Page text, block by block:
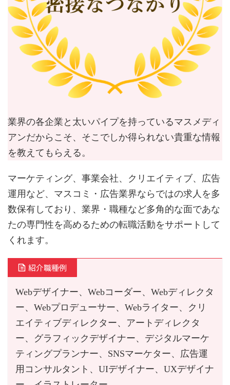
業界の各企業と太いパイプを持っているマスメディ
アンだからこそ、そこでしか得られない貴重な情報
を教えてもらえる。
マーケティング、事業会社、クリエイティブ、広告
運用など、マスコミ・広告業界ならではの求人を多
数保有しており、業界・職種など多角的な面であな
たの専門性を高めるための転職活動をサポートして
くれます。
紹介職種例
Webデザイナー、Webコーダー、Webディレクタ
ー、Webプロデューサー、Webライター、クリ
エイティブディレクター、アートディレクタ
ー、グラフィックデザイナー、デジタルマーケ
ティングプランナー、SNSマーケター、広告運
用コンサルタント、UIデザイナー、UXデザイナ